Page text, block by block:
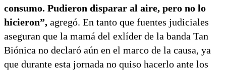
consumo. Pudieron disparar al aire, pero no lo
hicieron”, agregó. En tanto que fuentes judiciales
aseguran que la mamá del exlíder de la banda Tan
Biónica no declaró aún en el marco de la causa, ya
que durante esta jornada no quiso hacerlo ante los